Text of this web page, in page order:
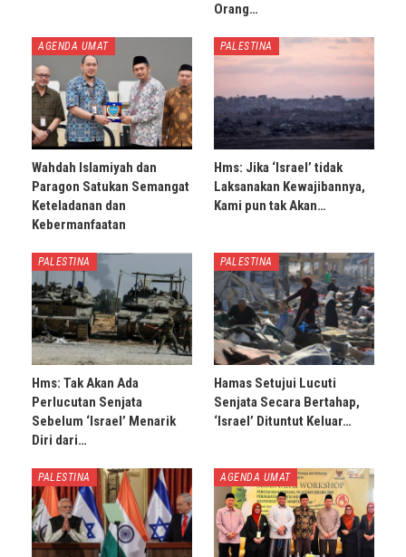
Orang…
AGENDA UMAT
Wahdah Islamiyah dan
Paragon Satukan Semangat
Keteladanan dan
Kebermanfaatan
PALESTINA
Hms: Jika ‘Israel’ tidak
Laksanakan Kewajibannya,
Kami pun tak Akan…
PALESTINA
Hms: Tak Akan Ada
Perlucutan Senjata
Sebelum ‘Israel’ Menarik
Diri dari…
PALESTINA
Hamas Setujui Lucuti
Senjata Secara Bertahap,
‘Israel’ Dituntut Keluar…
PALESTINA AGENDA UMAT